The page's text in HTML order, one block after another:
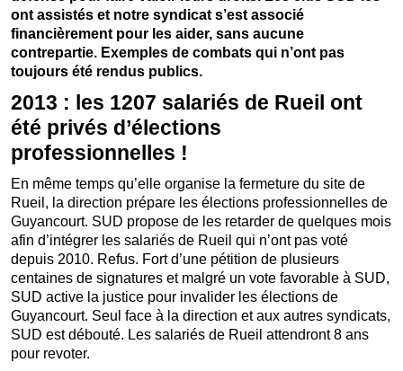
ont assistés et notre syndicat s’est associé
financièrement pour les aider, sans aucune
contrepartie. Exemples de combats qui n’ont pas
toujours été rendus publics.
2013 : les 1207 salariés de Rueil ont
été privés d’élections
professionnelles !
En même temps qu’elle organise la fermeture du site de
Rueil, la direction prépare les élections professionnelles de
Guyancourt. SUD propose de les retarder de quelques mois
afin d’intégrer les salariés de Rueil qui n’ont pas voté
depuis 2010. Refus. Fort d’une pétition de plusieurs
centaines de signatures et malgré un vote favorable à SUD,
SUD active la justice pour invalider les élections de
Guyancourt. Seul face à la direction et aux autres syndicats,
SUD est débouté. Les salariés de Rueil attendront 8 ans
pour revoter.